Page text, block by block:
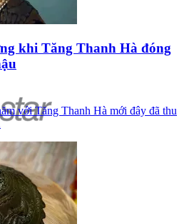
khi Tăng Thanh Hà đóng
với Tăng Thanh Hà mới đây đã thu